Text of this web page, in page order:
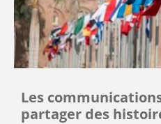
Les
partager des